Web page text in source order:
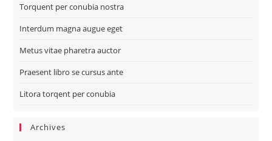
Torquent per conubia nostra
Interdum magna augue eget
Metus vitae pharetra auctor
Praesent libro se cursus ante
Litora torqent per conubia
Archives